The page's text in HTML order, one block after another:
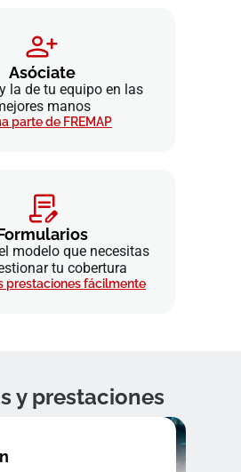
Asóciate
la de tu equipo en las
manos
parte de FREMAP
modelo que necesitas
tu cobertura
prestaciones fácilmente
y prestaciones